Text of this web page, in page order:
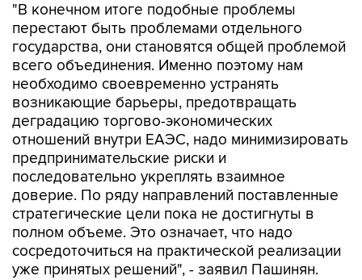
"В конечном итоге подобные проблемы
перестают быть проблемами отдельного
государства, они становятся общей проблемой
всего объединения. Именно поэтому нам
необходимо своевременно устранять
возникающие барьеры, предотвращать
деградацию торгово-экономических
отношений внутри ЕАЭС, надо минимизировать
предпринимательские риски и
последовательно укреплять взаимное
доверие. По ряду направлений поставленные
стратегические цели пока не достигнуты в
полном объеме. Это означает, что надо
сосредоточиться на практической реализации
уже принятых решений", - заявил Пашинян.